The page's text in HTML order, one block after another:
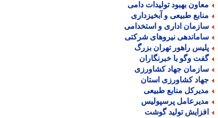
بهبود تولیدات دامی
طبیعی و آبخیزداری
اداری و استخدامی
نیروهای شرکتی
راهور تهران بزرگ
وگو با خبرنگاران
جهاد کشاورزی
کشاورزی استان
منابع طبیعی
پرسپولیس
تولید گوشت